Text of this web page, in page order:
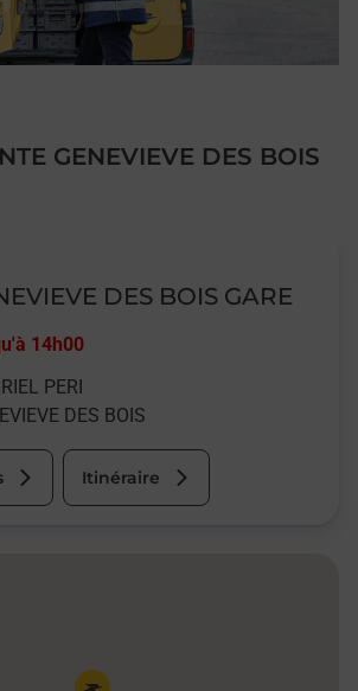
GENEVIEVE DES BOIS
DES BOIS GARE
14h00
PERI
DES BOIS
Itinéraire
Pin de la carte